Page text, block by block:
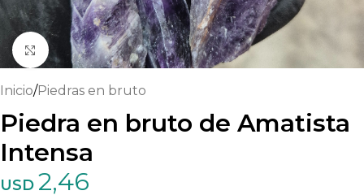
Haga clic para ampliar
Inicio/Piedras en bruto
Piedra en bruto de Amatista
Intensa
USD 2,46